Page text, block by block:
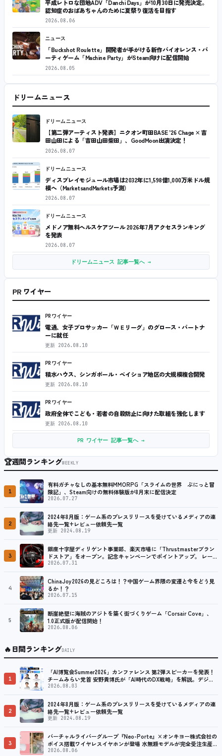
平成レトロな団地ADV「Danchi Days」が10月30日に発売決定。
認知症のおばあちゃんのために夏祭り復活を目指す
2026.08.06
ニュース
「Buckshot Roulette」開発者が手がける新作バイオレンス・パ
ーティゲーム「Machine Party」がSteam向けに配信開始
2026.08.05
ドリームニュース
ドリームニュース
【第二弾アーティスト発表】ニクオン町田BASE ’26 Chage × 吉
田山田による「吉田山田柴田」、GoodMoon出演決定！
2026.08.07
ドリームニュース
ディスプレイモジュール市場は2032年に1,598億1,000万米ドル規
模へ（MarketsandMarkets予測）
2026.08.07
ドリームニュース
メドノア無料ヘルスケアツール 2026年7月アクセスランキング
を発表
2026.08.07
ドリームニュース 記事一覧へ →
PR ワイヤー
PRワイヤー
電通、女子プロサッカー「ＷＥリーグ」のグロース・パートナ
ーに就任
更新 2026.08.10
PRワイヤー
積水ハウス、シンガポール・ベイショア地区の大規模複合開発
更新 2026.08.10
PRワイヤー
政府全体でこども・若者の自殺防止に向けた取組を強化します
更新 2026.08.10
PR ワイヤー 記事一覧へ →
🏆週間ランキングWEEKLY
1
有料ガチャなしの基本無料MMORPG「スライムの世界 ぷにっと冒
険記」、Steam向けの無料体験版が8月末に配信決定
2026.07.27
2
2024年8月版：ゲーム系のプレスリリースを受けているメディアの連
絡先一覧+レビュー依頼先一覧
更新 2024.08.19
3
銀座十字屋ディリゲント事業部、楽天市場に「Thrustmasterブラン
ドストア」をオープン。記念キャンペーンでポイントアップ。 レーシ
ング／フライトシム向けコントローラーを中心に、幅広くラインナッ
2026.07.31
4
ChinaJoy2026の見どころは！？中国ゲーム界隈の変遷と今をどう見
るか！？
2026.07.15
5
断崖絶壁に海賊のアジトを築く街づくりゲーム「Corsair Cove」、
1.0正式版が配信開始！
2026.08.06
🔥日間ランキングDAILY
1
「AI博覧会Summer2026」カンファレンス 第2弾スピーカーを発表！
チームみらい党首 安野貴博氏が「AI時代のDX戦略」を解説。デジタ
ル庁のガバメントAI、経営・製造・営業のAI活用事例も公開
2026.08.03
2
2024年8月版：ゲーム系のプレスリリースを受けているメディアの連
絡先一覧+レビュー依頼先一覧
更新 2024.08.19
3
バーチャルライバーグループ『Neo-Porte』×オンキヨー株式会社の
ボイス搭載ワイヤレスイヤホンが登場 水無瀬モデルが完全受注生産で
販売決定！ ８月７日（金）15：00から受注開始
2026.08.06